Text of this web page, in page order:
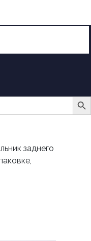
Search
заднего